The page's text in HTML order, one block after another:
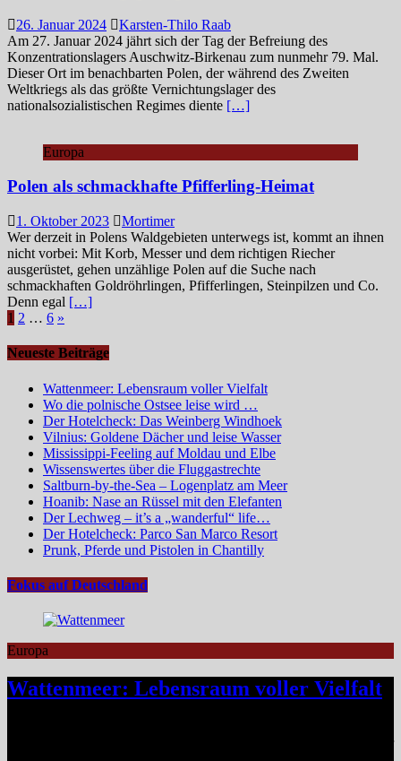
26. Januar 2024
Karsten-Thilo Raab
Am 27. Januar 2024 jährt sich der Tag der Befreiung des
Konzentrationslagers Auschwitz-Birkenau zum nunmehr 79. Mal.
Dieser Ort im benachbarten Polen, der während des Zweiten
Weltkriegs als das größte Vernichtungslager des
nationalsozialistischen Regimes diente […]
Europa
Polen als schmackhafte Pfifferling-Heimat
1. Oktober 2023
Mortimer
Wer derzeit in Polens Waldgebieten unterwegs ist, kommt an ihnen
nicht vorbei: Mit Korb, Messer und dem richtigen Riecher
ausgerüstet, gehen unzählige Polen auf die Suche nach
schmackhaften Goldröhrlingen, Pfifferlingen, Steinpilzen und Co.
Denn egal […]
Seitennummerierung
der
1 2 … 6 »
Neueste Beiträge
Wattenmeer: Lebensraum voller Vielfalt
Wo die polnische Ostsee leise wird …
Der Hotelcheck: Das Weinberg Windhoek
Vilnius: Goldene Dächer und leise Wasser
Mississippi-Feeling auf Moldau und Elbe
Wissenswertes über die Fluggastrechte
Saltburn-by-the-Sea – Logenplatz am Meer
Hoanib: Nase an Rüssel mit den Elefanten
Der Lechweg – it’s a „wanderful“ life…
Der Hotelcheck: Parco San Marco Resort
Prunk, Pferde und Pistolen in Chantilly
Fokus auf Deutschland
Europa
Wattenmeer: Lebensraum voller Vielfalt